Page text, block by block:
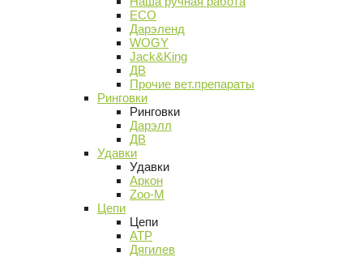
ECO
Дарэленд
WOGY
Jack&King
ДВ
Прочие вет.препараты
Ринговки
Ринговки
Дарэлл
ДВ
Удавки
Удавки
Аркон
Zoo-M
Цепи
Цепи
АТР
Дягилев